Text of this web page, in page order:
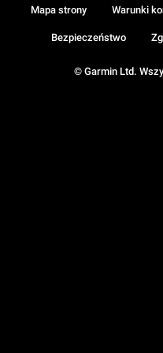
© Garmin Ltd.
Mapa strony Warunki
Bezpieczeństwo